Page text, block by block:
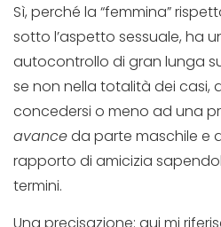
Sì, perché la “femmina”
sotto l’aspetto sessuale, ha
autocontrollo di gran lunga
se non nella totalità dei casi,
concedersi o meno ad una
avanceda parte maschile e
rapporto di amicizia
termini.